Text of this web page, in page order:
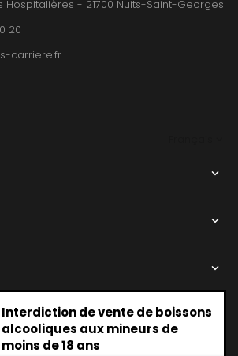
Hospitalières - 21700 Nuits-Saint-Georges
20
carriere.fr



Interdiction de vente de boissons
alcooliques aux mineurs de
moins de 18 ans